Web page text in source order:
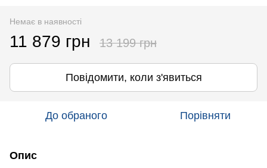
Немає в наявності
11 879 грн 13 199 грн
Повідомити, коли з'явиться
До обраного Порівняти
Опис